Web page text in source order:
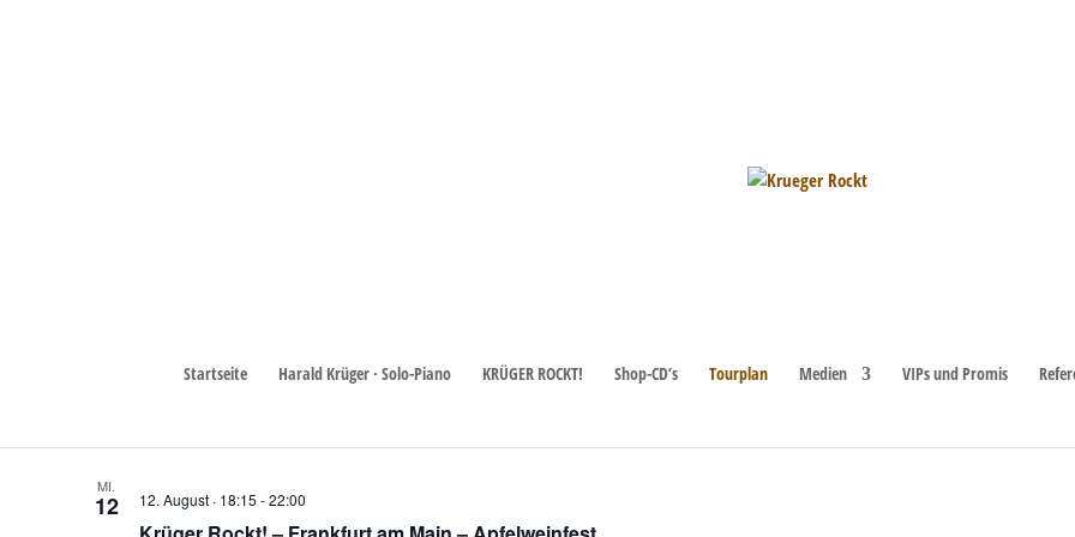
Startseite Harald Krüger · Solo-Piano KRÜGER ROCKT! Shop-CD’s Tourplan Medien VIPs und Promis
Veranstaltungen
12/3/2026
MI.
12 12. August · 18:15 -22:00